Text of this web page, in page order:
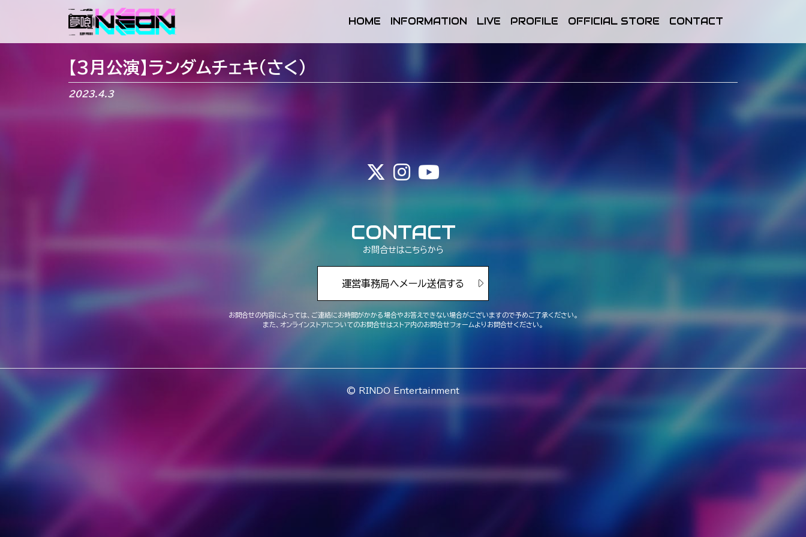
メインナビゲーション
HOME INFORMATION LIVE PROFILE OFFICIAL STORE CONTACT
【3月公演】ランダムチェキ（さく）
2023.4.3
CONTACT
お問合せはこちらから
運営事務局へメール送信する
お問合せの内容によっては、ご連絡にお時間がかかる場合やお答えできない場合がございますので予めご了承ください。
また、オンラインストアについてのお問合せはストア内のお問合せフォームよりお問合せください。
© RINDO Entertainment